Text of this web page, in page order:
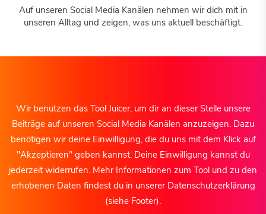
Auf unseren Social Media Kanälen nehmen wir dich mit in
unseren Alltag und zeigen, was uns aktuell beschäftigt.
Wir benutzen das Tool Juicer, um dir an dieser Stelle unsere
Beiträge auf unseren Social Media Kanälen anzuzeigen. Dazu
benötigen wir deine Einwilligung, die du uns mit dem Klick auf
"Akzeptieren" geben kannst. Deine Einwilligung kannst du
jederzeit widerrufen. Mehr Informationen zum Tool und zu den
erhobenen Daten findest du in unserer Datenschutzerklärung
(siehe Footer).